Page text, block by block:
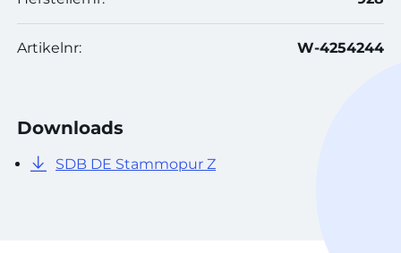
Artikelnr: W-4254244
Downloads
SDB DE Stammopur Z